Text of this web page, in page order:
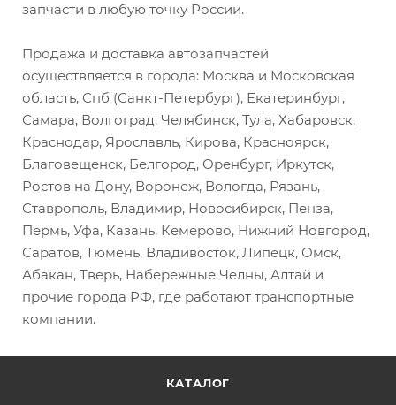
запчасти в любую точку России.
Продажа и доставка автозапчастей
осуществляется в города: Москва и Московская
область, Спб (Санкт-Петербург), Екатеринбург,
Самара, Волгоград, Челябинск, Тула, Хабаровск,
Краснодар, Ярославль, Кирова, Красноярск,
Благовещенск, Белгород, Оренбург, Иркутск,
Ростов на Дону, Воронеж, Вологда, Рязань,
Ставрополь, Владимир, Новосибирск, Пенза,
Пермь, Уфа, Казань, Кемерово, Нижний Новгород,
Саратов, Тюмень, Владивосток, Липецк, Омск,
Абакан, Тверь, Набережные Челны, Алтай и
прочие города РФ, где работают транспортные
компании.
КАТАЛОГ